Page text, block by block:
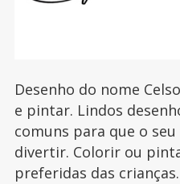
Desenho do nome
e pintar. Lindos
comuns para que o
divertir. Colorir ou
preferidas das crianças.